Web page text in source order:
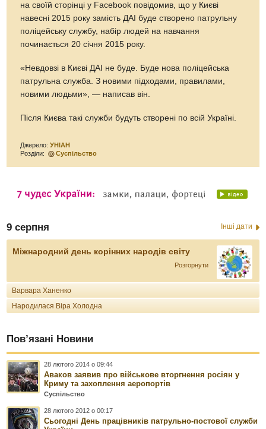
на своїй сторінці у Facebook повідомив, що у Києві
навесні 2015 року замість ДАІ буде створено патрульну
поліцейську службу, набір людей на навчання
починається 20 січня 2015 року.
«Невдовзі в Києві ДАІ не буде. Буде нова поліцейська
патрульна служба. З новими підходами, правилами,
новими людьми», — написав він.
Після Києва такі служби будуть створені по всій Україні.
Джерело:УНІАН
Розділи:
Суспільство
9 серпня Інші дати
Міжнародний день корінних народів світу
Розгорнути
Варвара Ханенко
Народилася Віра Холодна
Пов’язані Новини
28 лютого 2014 о 09:44
Аваков заявив про військове вторгнення росіян у
Криму та захоплення аеропортів
Суспільство
28 лютого 2012 о 00:17
Сьогодні День працівників патрульно-постової служби